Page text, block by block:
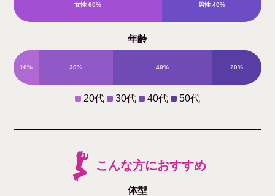
女性 60% 男性 40%
年齢
10% 30% 40% 20%
20代 30代 40代 50代
こんな方におすすめ
体型